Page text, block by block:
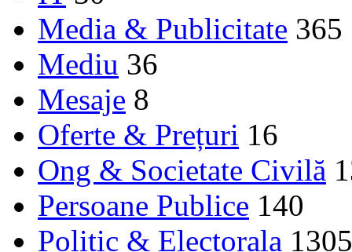
Media & Publicitate 365
Mediu 36
Mesaje 8
Oferte & Prețuri 16
Ong & Societate Civilă
Persoane Publice 140
Politic & Electorala 1305